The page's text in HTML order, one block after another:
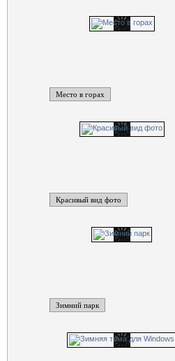
Место в горах
Красивый вид фото
Зимний парк